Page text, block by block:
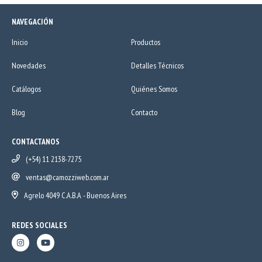
NAVEGACIÓN
Inicio
Productos
Novedades Detalles Técnicos
Catálogos Quiénes Somos
Blog Contacto
CONTACTANOS
(+54) 11 2138-7275
ventas@camozziweb.com.ar
Agrelo 4049 C.A.B.A - Buenos Aires
REDES SOCIALES